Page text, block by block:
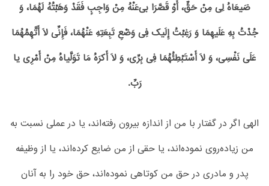
ضَیعَاهُ لِی مِنْ حَقٍّ، أَوْ قَصَّرَا بی‌عَنْهُ مِنْ وَاجِبٍ فَقَدْ وَهَبْتُهُ لَهُمَا، وَ
جُدْتُ بِهِ عَلَیهِمَا وَ رَغِبْتُ إِلَیک فِی وَضْعِ تَبِعَتِهِ عَنْهُمَا، فَإِنِّی لَا أَتَّهِمُهُمَا
عَلَی نَفْسِی، وَ لَا أَسْتَبْطِئُهُمَا فِی بِرِّی، وَ لَا أَکرَهُ مَا تَوَلَّیاهُ مِنْ أَمْرِی یا
رَبِّ.
الهی اگر در گفتار با من از اندازه بیرون رفته‌اند، یا در عملی نسبت به
من زیاده‌روی نموده‌اند، یا حقی از من ضایع کرده‌اند، یا از وظیفه
پدر و مادری در حق من کوتاهی نموده‌اند، حق خود را به آنان